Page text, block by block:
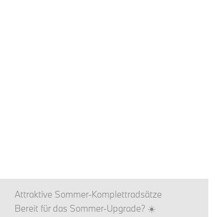
Attraktive Sommer-Komplettradsätze
Bereit für das Sommer-Upgrade? ☀️